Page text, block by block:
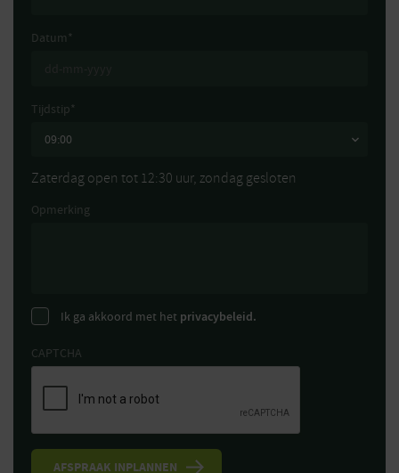
Datum *
Tijdstip*
Zaterdag open tot 12:30 uur, zondag gesloten
Opmerking
Ik ga akkoord met het privacybeleid.
CAPTCHA